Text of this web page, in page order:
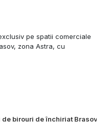
de birouri de închiriat Brasov
pe spatii comerciale
zona Astra, cu
sanitare, spatiu de
fata de imobil